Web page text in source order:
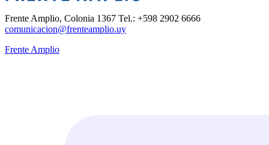
Frente Amplio, Colonia 1367 Tel.: +598 2902 6666
comunicacion@frenteamplio.uy
Frente Amplio